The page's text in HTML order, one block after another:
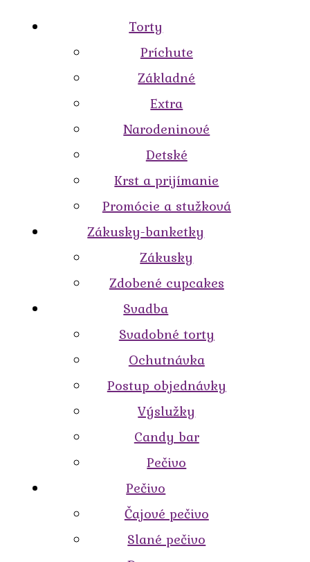
Torty
Príchute
Základné
Extra
Narodeninové
Detské
Krst a prijímanie
Promócie a stužková
Zákusky-banketky
Zákusky
Zdobené cupcakes
Svadba
Svadobné torty
Ochutnávka
Postup objednávky
Výslužky
Candy bar
Pečivo
Pečivo
Čajové pečivo
Slané pečivo